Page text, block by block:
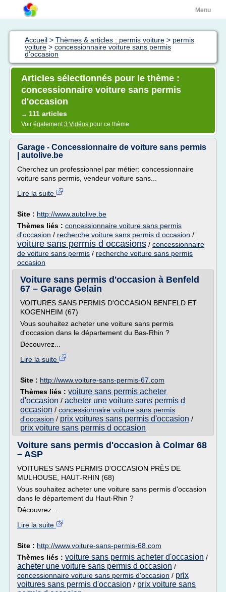
Menu
Accueil > Thèmes & articles : permis voiture > permis
voiture > concessionnaire voiture sans permis
d'occasion
Articles sélectionnés pour le thème :
concessionnaire voiture sans permis
d'occasion
→ 111 articles
Voir également3 Vidéos pour ce thème
Garage - Concessionnaire de voiture sans permis
| autolive.be
Cherchez un professionnel par métier: concessionnaire
voiture sans permis, vendeur voiture sans...
Lire la suite
Site : http://www.autolive.be
Thèmes liés : concessionnaire voiture sans permis
d'occasion / recherche voiture sans permis d occasion /
voiture sans permis d occasions / concessionnaire
de voiture sans permis / recherche voiture sans permis
occasion
Voiture sans permis d'occasion à Benfeld
67 – Garage Gelain
VOITURES SANS PERMIS D'OCCASION BENFELD ET
KOGENHEIM (67)
Vous souhaitez acheter une voiture sans permis
d'occasion dans le département du Bas-Rhin ?
Découvrez...
Lire la suite
Site : http://www.voiture-sans-permis-67.com
Thèmes liés : voiture sans permis acheter
d'occasion / acheter une voiture sans permis d
occasion / concessionnaire voiture sans permis
d'occasion / prix voitures sans permis d'occasion /
prix voiture sans permis d occasion
Voiture sans permis d'occasion à Colmar 68
– ASP
VOITURES SANS PERMIS D'OCCASION PRÈS DE
MULHOUSE, HAUT-RHIN (68)
Vous souhaitez acheter une voiture sans permis d'occasion
dans le département du Haut-Rhin ?
Découvrez...
Lire la suite
Site : http://www.voiture-sans-permis-68.com
Thèmes liés : voiture sans permis acheter d'occasion /
acheter une voiture sans permis d occasion /
concessionnaire voiture sans permis d'occasion / prix
voitures sans permis d'occasion / prix voiture sans